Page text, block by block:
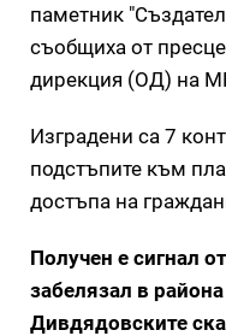
паметник
съобщиха от
дирекция (ОД) на
Изградени са 7
подстъпите към
достъпа на
Получен е сигнал
забелязал в
Дивдядовските